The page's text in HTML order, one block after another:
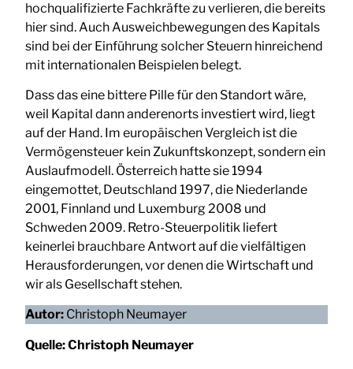
hochqualifizierte Fachkräfte zu verlieren, die bereits
hier sind. Auch Ausweichbewegungen des Kapitals
sind bei der Einführung solcher Steuern hinreichend
mit internationalen Beispielen belegt.
Dass das eine bittere Pille für den Standort wäre,
weil Kapital dann anderenorts investiert wird, liegt
auf der Hand. Im europäischen Vergleich ist die
Vermögensteuer kein Zukunftskonzept, sondern ein
Auslaufmodell. Österreich hatte sie 1994
eingemottet, Deutschland 1997, die Niederlande
2001, Finnland und Luxemburg 2008 und
Schweden 2009. Retro-Steuerpolitik liefert
keinerlei brauchbare Antwort auf die vielfältigen
Herausforderungen, vor denen die Wirtschaft und
wir als Gesellschaft stehen.
Autor: Christoph Neumayer
Quelle:Christoph Neumayer